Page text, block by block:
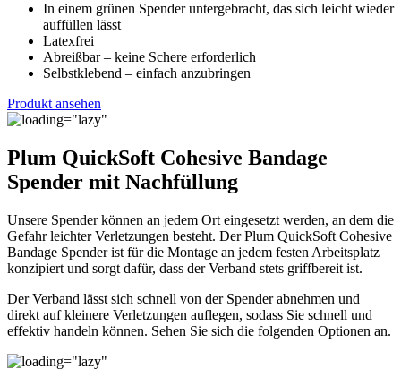
In einem grünen Spender untergebracht, das sich leicht wieder
auffüllen lässt
Latexfrei
Abreißbar – keine Schere erforderlich
Selbstklebend – einfach anzubringen
Produkt ansehen
Plum QuickSoft Cohesive Bandage
Spender mit Nachfüllung
Unsere Spender können an jedem Ort eingesetzt werden, an dem die
Gefahr leichter Verletzungen besteht. Der Plum QuickSoft Cohesive
Bandage Spender ist für die Montage an jedem festen Arbeitsplatz
konzipiert und sorgt dafür, dass der Verband stets griffbereit ist.
Der Verband lässt sich schnell von der Spender abnehmen und
direkt auf kleinere Verletzungen auflegen, sodass Sie schnell und
effektiv handeln können. Sehen Sie sich die folgenden Optionen an.